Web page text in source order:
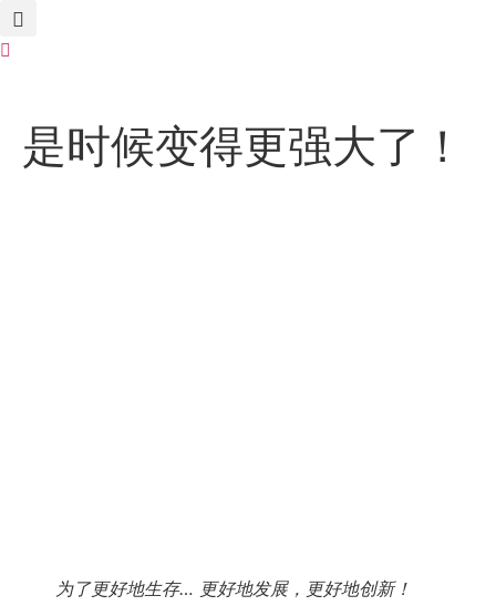
是时候变得更强大了！
为了更好地生存… 更好地发展，更好地创新！